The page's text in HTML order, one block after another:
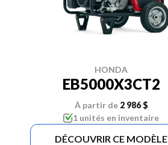
HONDA
EB5000X3CT2
À partir de 2 986 $
1 unités en inventaire
DÉCOUVRIR CE MODÈLE